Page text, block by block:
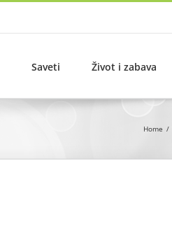
Saveti Život i zabava
Home